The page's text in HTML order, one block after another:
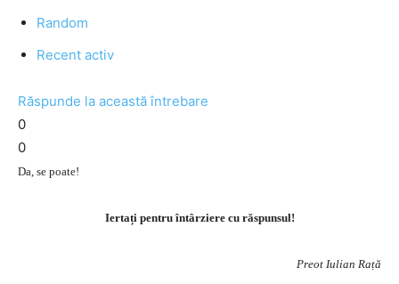
Random
Recent activ
Răspunde la această întrebare
0
0
Da, se poate!
Iertați pentru întârziere cu răspunsul!
Preot Iulian Rață